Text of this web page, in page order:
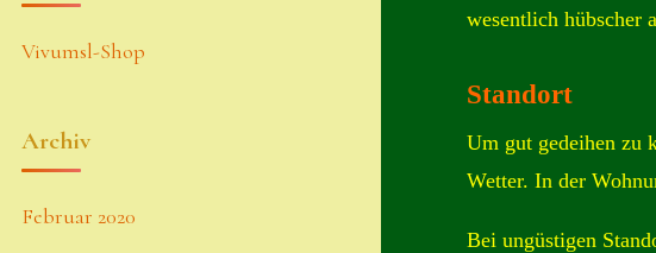
wesentlich hübscher
Standort
Um gut gedeihen zu
Wetter. In der
Bei ungüstigen
Vivumsl-Shop
Archiv
Februar 2020